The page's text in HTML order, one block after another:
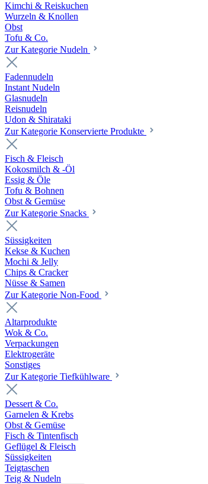
Kimchi & Reiskuchen
Wurzeln & Knollen
Obst
Tofu & Co.
Zur Kategorie Nudeln
Fadennudeln
Instant Nudeln
Glasnudeln
Reisnudeln
Udon & Shirataki
Zur Kategorie Konservierte Produkte
Fisch & Fleisch
Kokosmilch & -Öl
Essig & Öle
Tofu & Bohnen
Obst & Gemüse
Zur Kategorie Snacks
Süssigkeiten
Kekse & Kuchen
Mochi & Jelly
Chips & Cracker
Nüsse & Samen
Zur Kategorie Non-Food
Altarprodukte
Wok & Co.
Verpackungen
Elektrogeräte
Sonstiges
Zur Kategorie Tiefkühlware
Dessert & Co.
Garnelen & Krebs
Obst & Gemüse
Fisch & Tintenfisch
Geflügel & Fleisch
Süssigkeiten
Teigtaschen
Teig & Nudeln